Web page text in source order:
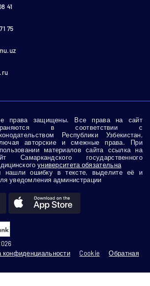
41
75
права защищены. Все права на сайт
в соответствии с
Республики Узбекистан,
авторские и смежные права. При
материалов сайта ссылка на
Самаркандского государственного
университета обязательна
нашли ошибку в тексте, выделите её и
уведомления администрации
конфиденциальности Cookie
Обратная